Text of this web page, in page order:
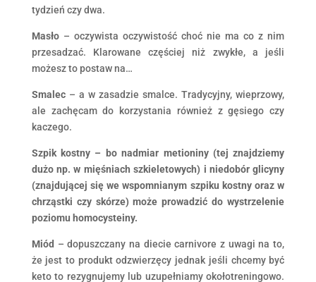
tydzień czy dwa.
Masło– oczywista oczywistość choć nie ma co z nim
przesadzać. Klarowane częściej niż zwykłe, a jeśli
możesz to postaw na…
Smalec– a w zasadzie smalce. Tradycyjny, wieprzowy,
ale zachęcam do korzystania również z gęsiego czy
kaczego.
Szpik kostny – bo nadmiar metioniny (tej znajdziemy
dużo np. w mięśniach szkieletowych) i niedobór glicyny
(znajdującej się we wspomnianym szpiku kostny oraz w
chrząstki czy skórze) może prowadzić do wystrzelenie
poziomu homocysteiny.
Miód – dopuszczany na diecie carnivore z uwagi na to,
że jest to produkt odzwierzęcy jednak jeśli chcemy być
keto to rezygnujemy lub uzupełniamy okołotreningowo.